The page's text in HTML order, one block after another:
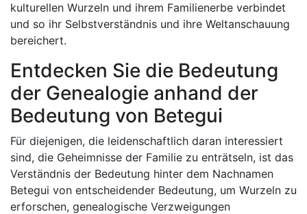
kulturellen Wurzeln und ihrem Familienerbe verbindet
und so ihr Selbstverständnis und ihre Weltanschauung
bereichert.
Entdecken Sie die Bedeutung
der Genealogie anhand der
Bedeutung von Betegui
Für diejenigen, die leidenschaftlich daran interessiert
sind, die Geheimnisse der Familie zu enträtseln, ist das
Verständnis der Bedeutung hinter dem Nachnamen
Betegui von entscheidender Bedeutung, um Wurzeln zu
erforschen, genealogische Verzweigungen